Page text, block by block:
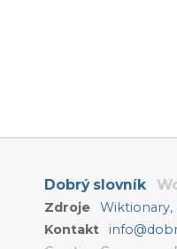
Dobrý slovník
Zdroje Wiktionary,
Kontakt